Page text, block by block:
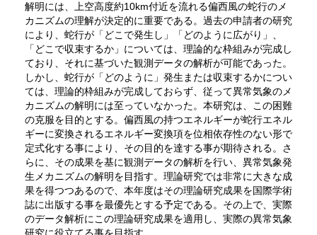
解明には、上空高度約10km付近を流れる偏西風の蛇行のメ
カニズムの理解が決定的に重要である。過去の申請者の研究
により、蛇行が「どこで発生し」「どのように広がり」、
「どこで収束するか」については、理論的な枠組みが完成し
ており、それに基づいた観測データの解析が可能であった。
しかし、蛇行が「どのように」発生または収束するかについ
ては、理論的枠組みが完成しておらず、従って異常気象のメ
カニズムの解明には至っていなかった。本研究は、この困難
の克服を目的とする。偏西風の持つエネルギーが蛇行エネル
ギーに変換されるエネルギー変換項を位相依存性のない形で
定式化する事により、その目的を達する事が期待される。さ
らに、その成果を基に観測データの解析を行い、異常気象発
生メカニズムの解明を目指す。理論研究では非常に大きな成
果を得つつあるので、本年度はその理論研究成果を国際学術
誌に出版する事を最優先とする予定である。その上で、実際
のデータ解析にこの理論研究成果を適用し、実際の異常気象